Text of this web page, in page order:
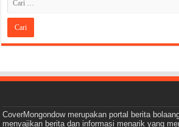
CoverMongondow merupakan portal berita
menyajikan berita dan informasi menarik yang